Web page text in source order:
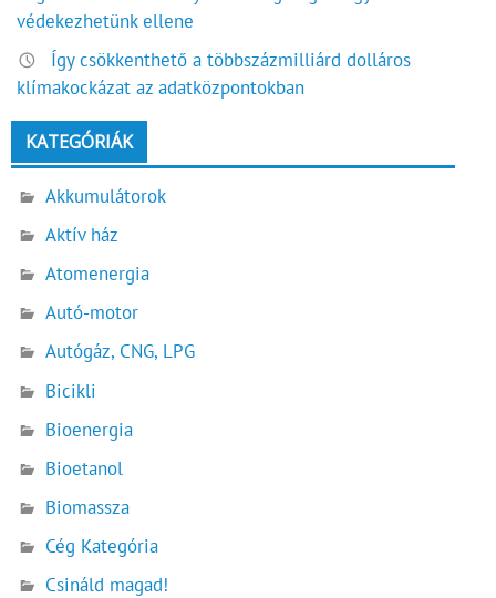
védekezhetünk ellene
Így csökkenthető a többszázmilliárd dolláros
klímakockázat az adatközpontokban
KATEGÓRIÁK
Akkumulátorok
Aktív ház
Atomenergia
Autó-motor
Autógáz, CNG, LPG
Bicikli
Bioenergia
Bioetanol
Biomassza
Cég Kategória
Csináld magad!